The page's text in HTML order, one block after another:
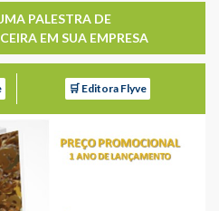
PALESTRA DE
EM SUA EMPRESA
🛒 Editora Flyve